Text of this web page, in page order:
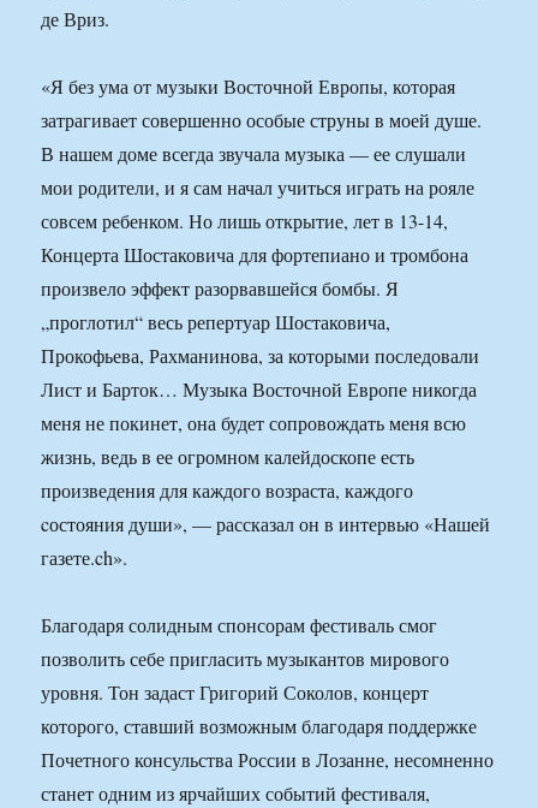
де Вриз.
«Я без ума от музыки Восточной Европы, которая
затрагивает совершенно особые струны в моей душе.
В нашем доме всегда звучала музыка — ее слушали
мои родители, и я сам начал учиться играть на рояле
совсем ребенком. Но лишь открытие, лет в 13-14,
Концерта Шостаковича для фортепиано и тромбона
произвело эффект разорвавшейся бомбы. Я
„проглотил“ весь репертуар Шостаковича,
Прокофьева, Рахманинова, за которыми последовали
Лист и Барток… Музыка Восточной Европе никогда
меня не покинет, она будет сопровождать меня всю
жизнь, ведь в ее огромном калейдоскопе есть
произведения для каждого возраста, каждого
cостояния души», — рассказал он в интервью «Нашей
газете.ch».
Благодаря солидным спонсорам фестиваль смог
позволить себе пригласить музыкантов мирового
уровня. Тон задаст Григорий Соколов, концерт
которого, ставший возможным благодаря поддержке
Почетного консульства России в Лозанне, несомненно
станет одним из ярчайших событий фестиваля,